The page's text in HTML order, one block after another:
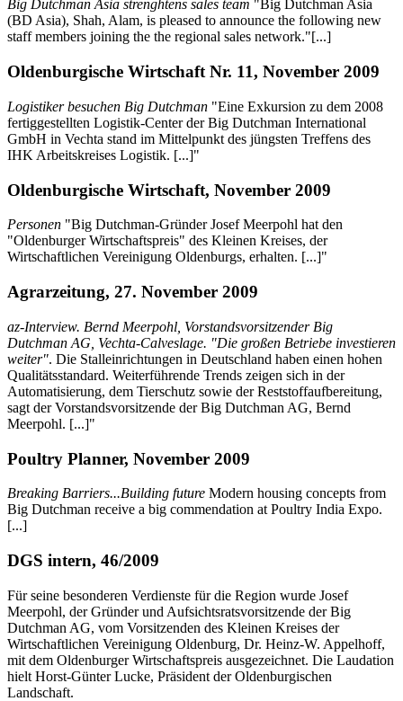
Big Dutchman Asia strenghtens sales team "Big Dutchman Asia
(BD Asia), Shah, Alam, is pleased to announce the following new
staff members joining the the regional sales network."[...]
Oldenburgische Wirtschaft Nr. 11, November 2009
Logistiker besuchen Big Dutchman "Eine Exkursion zu dem 2008
fertiggestellten Logistik-Center der Big Dutchman International
GmbH in Vechta stand im Mittelpunkt des jüngsten Treffens des
IHK Arbeitskreises Logistik. [...]"
Oldenburgische Wirtschaft, November 2009
Personen "Big Dutchman-Gründer Josef Meerpohl hat den
"Oldenburger Wirtschaftspreis" des Kleinen Kreises, der
Wirtschaftlichen Vereinigung Oldenburgs, erhalten. [...]"
Agrarzeitung, 27. November 2009
az-Interview. Bernd Meerpohl, Vorstandsvorsitzender Big
Dutchman AG, Vechta-Calveslage. "Die großen Betriebe investieren
weiter". Die Stalleinrichtungen in Deutschland haben einen hohen
Qualitätsstandard. Weiterführende Trends zeigen sich in der
Automatisierung, dem Tierschutz sowie der Reststoffaufbereitung,
sagt der Vorstandsvorsitzende der Big Dutchman AG, Bernd
Meerpohl. [...]"
Poultry Planner, November 2009
Breaking Barriers...Building future Modern housing concepts from
Big Dutchman receive a big commendation at Poultry India Expo.
[...]
DGS intern, 46/2009
Für seine besonderen Verdienste für die Region wurde Josef
Meerpohl, der Gründer und Aufsichtsratsvorsitzende der Big
Dutchman AG, vom Vorsitzenden des Kleinen Kreises der
Wirtschaftlichen Vereinigung Oldenburg, Dr. Heinz-W. Appelhoff,
mit dem Oldenburger Wirtschaftspreis ausgezeichnet. Die Laudation
hielt Horst-Günter Lucke, Präsident der Oldenburgischen
Landschaft.